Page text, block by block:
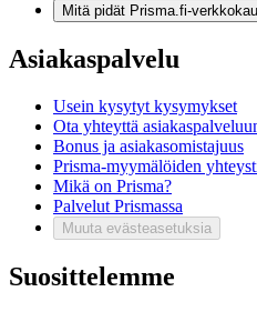
Mitä pidät Prisma.fi-
Asiakaspalvelu
Usein kysytyt kysymykset
Ota yhteyttä
Bonus ja asiakasomistajuus
Prisma-myymälöiden
Mikä on Prisma?
Palvelut Prismassa
Muuta evästeasetuksia
Suosittelemme